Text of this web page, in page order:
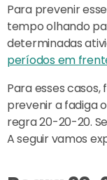
Para prevenir
tempo olhando
determinadas
períodos em
Para esses
prevenir a fadiga
regra 20-20-20.
A seguir vamos